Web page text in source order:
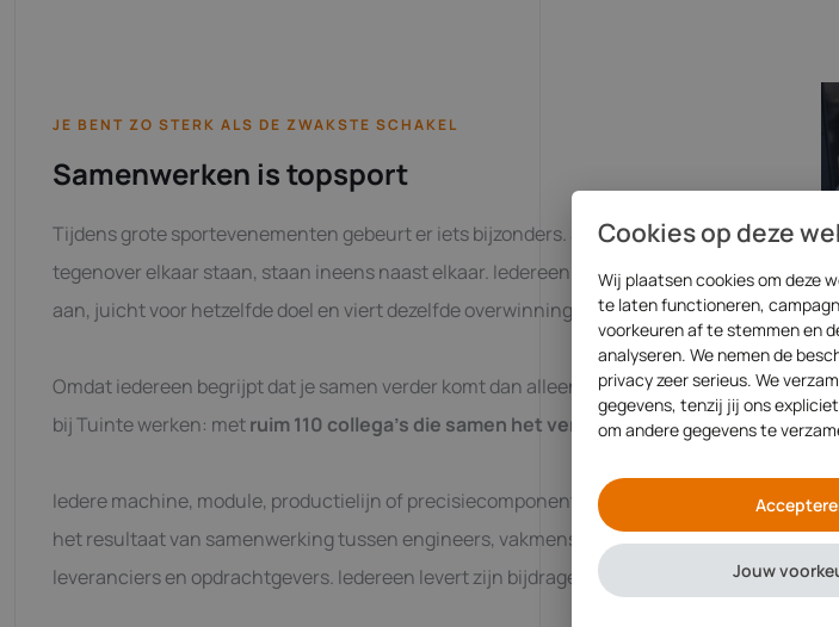
JE BENT ZO STERK ALS DE ZWAKSTE SCHAKEL
Samenwerken is topsport
Tijdens grote sportevenementen gebeurt er iets bijzonders. Supporters die normaal
tegenover elkaar staan, staan ineens naast elkaar. Iedereen trekt hetzelfde shirt
aan, juicht voor hetzelfde doel en viert dezelfde overwinning.
Omdat iedereen begrijpt dat je samen verder komt dan alleen. Dat is precies hoe we
bij Tuinte werken: metruim110 collega's die samen het verschil maken.
Iedere machine, module, productielijn of precisiecomponent die we ontwikkelen, is
het resultaat van samenwerking tussen engineers, vakmensen, projectmanagers,
leveranciers en opdrachtgevers. Iedereen levert zijn bijdrage aan hetzelfde doel.
Cookies op deze
Wij plaatsen cookies om deze
te laten functioneren,
voorkeuren af te stemmen en
analyseren. We nemen de
privacy zeer serieus. We
gegevens, tenzij jij ons
om andere gegevens te
Jouw